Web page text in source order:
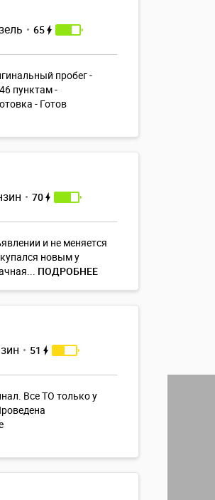
65
пробег -
пунктам -
- Готов
70
и не мeняeтcя
новым у
ПОДРОБНЕЕ
51
Все ТО только у